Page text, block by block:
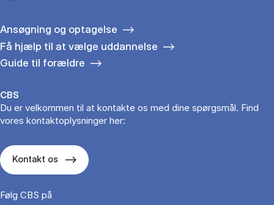
Ansøgning og optagelse
Få hjælp til at vælge uddannelse
Guide til forældre
CBS
Du er velkommen til at kontakte os med dine spørgsmål. Find
vores kontaktoplysninger her:
Kontakt os
Følg CBS på